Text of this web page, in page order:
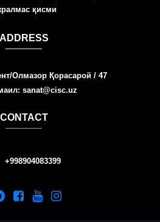
қисми
ADDRESS
Олмазор Қорасарой / 47
sanat@cisc.uz
СONTACT
+998904083399